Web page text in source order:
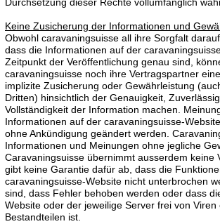
Keine Zusicherung der Informationen und
Obwohl caravaningsuisse all ihre Sorgfalt
dass die Informationen auf der
Zeitpunkt der Veröffentlichung genau sind,
caravaningsuisse noch ihre Vertragspartner
implizite Zusicherung oder Gewährleistung
Dritten) hinsichtlich der Genauigkeit,
Vollständigkeit der Information machen.
Informationen auf der caravaningsuisse-
ohne Ankündigung geändert werden.
Informationen und Meinungen ohne jegliche
Caravaningsuisse übernimmt ausserdem keine
gibt keine Garantie dafür ab, dass die
caravaningsuisse-Website nicht unterbrochen
sind, dass Fehler behoben werden oder dass
Website oder der jeweilige Server frei von Viren
Bestandteilen ist.